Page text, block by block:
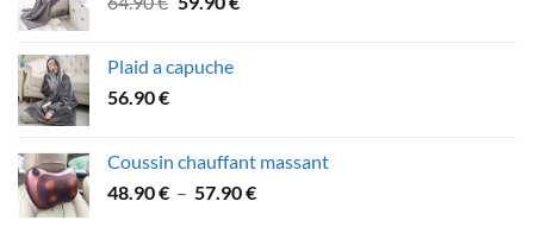
était :
Plaid a capuche
56.90€
Coussin chauffant massant
48.90€ – 57.90€Plage